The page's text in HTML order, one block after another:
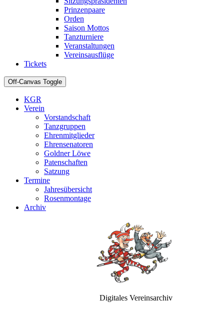
Prinzenpaare
Orden
Saison Mottos
Tanzturniere
Veranstaltungen
Vereinsausflüge
Tickets
Off-Canvas Toggle
KGR
Verein
Vorstandschaft
Tanzgruppen
Ehrenmitglieder
Ehrensenatoren
Goldner Löwe
Patenschaften
Satzung
Termine
Jahresübersicht
Rosenmontage
Archiv
Digitales Vereinsarchiv